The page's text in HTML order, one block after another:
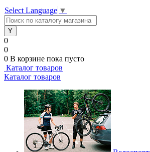
Select Language ▼
0
0
0 В корзине пока пусто
Каталог товаров
Каталог товаров